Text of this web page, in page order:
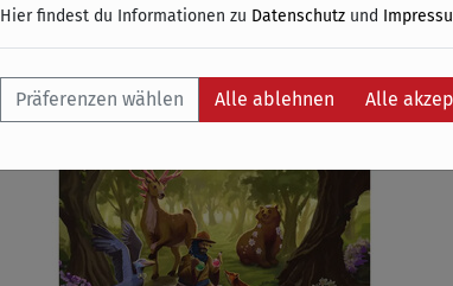
Hier findest du Informationen zu Datenschutz und
Präferenzen wählen Alle ablehnen Alle